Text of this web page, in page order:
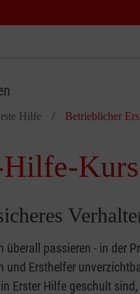
Hilfe Betrieblicher
überall passieren - in der
und Ersthelfer
Erster Hilfe geschult